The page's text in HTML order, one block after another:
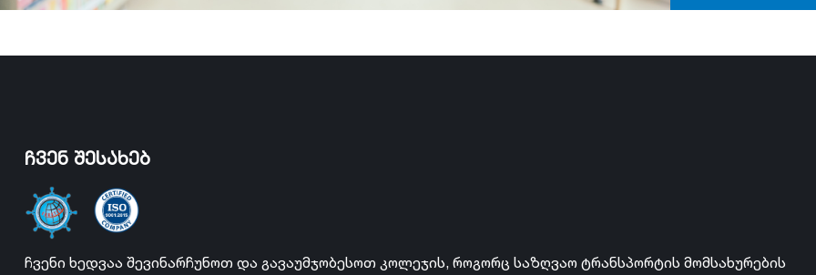
ჩვენ შესახებ
ჩვენი ხედვაა შევინარჩუნოთ და გავაუმჯობესოთ კოლეჯის, როგორც საზღვაო ტრანსპორტის მომსახურების